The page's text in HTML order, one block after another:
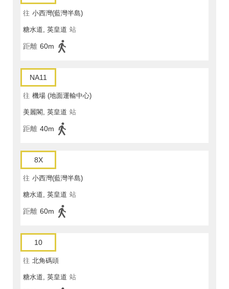
往 小西灣(藍灣半島)
糖水道, 英皇道 站
距離 60m
NA11
往 機場 (地面運輸中心)
美麗閣, 英皇道 站
距離 40m
8X
往 小西灣(藍灣半島)
糖水道, 英皇道 站
距離 60m
10
往 北角碼頭
糖水道, 英皇道 站